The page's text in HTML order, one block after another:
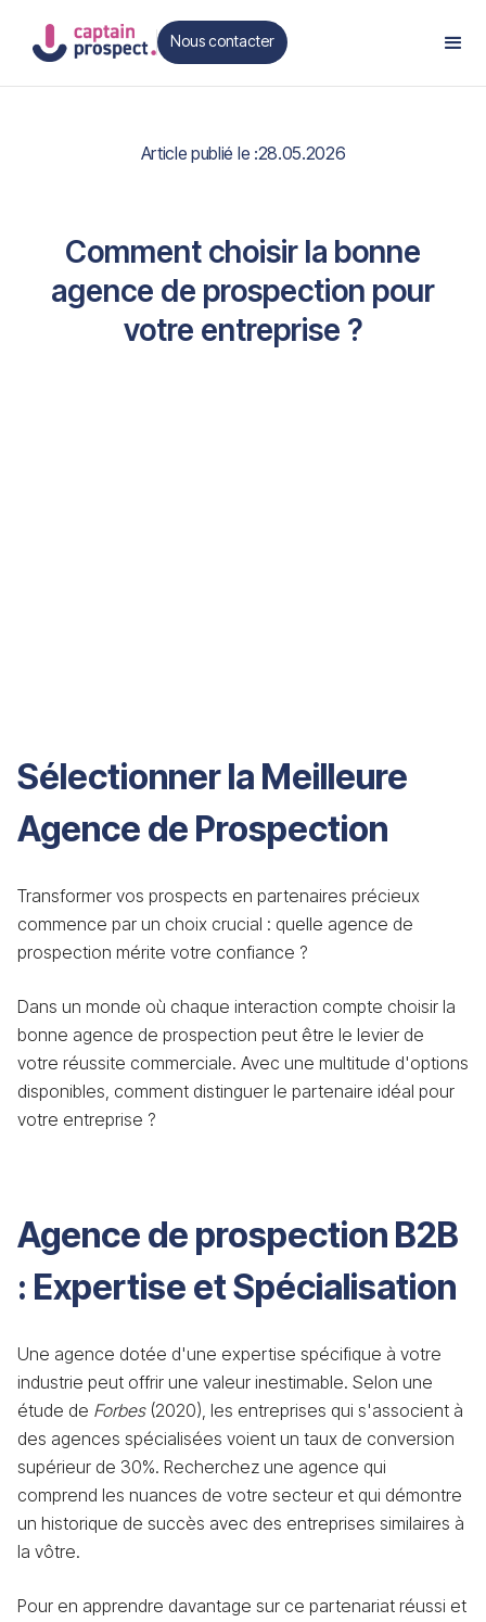
Nous contacter
Contact
Article publié le :28.05.2026
Comment choisir la bonne
agence de prospection pour
votre entreprise ?
Sélectionner la Meilleure
Agence de Prospection
Transformer vos prospects en partenaires précieux
commence par un choix crucial : quelle agence de
prospection mérite votre confiance ?
Dans un monde où chaque interaction compte choisir la
bonne agence de prospection peut être le levier de
votre réussite commerciale. Avec une multitude d'options
disponibles, comment distinguer le partenaire idéal pour
votre entreprise ?
Agence de prospection B2B
: Expertise et Spécialisation
Une agence dotée d'une expertise spécifique à votre
industrie peut offrir une valeur inestimable. Selon une
étude de Forbes(2020), les entreprises qui s'associent à
des agences spécialisées voient un taux de conversion
supérieur de 30%. Recherchez une agence qui
comprend les nuances de votre secteur et qui démontre
un historique de succès avec des entreprises similaires à
la vôtre.
Pour en apprendre davantage sur ce partenariat réussi et